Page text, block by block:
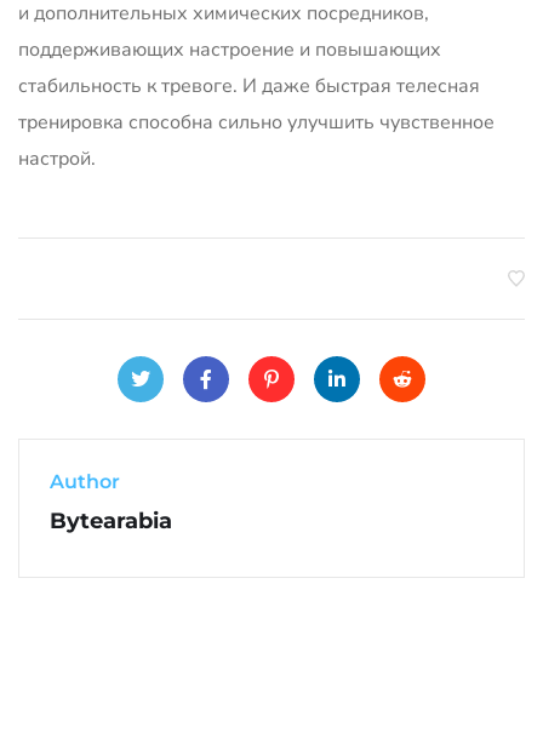
и дополнительных химических посредников,
поддерживающих настроение и повышающих
стабильность к тревоге. И даже быстрая телесная
тренировка способна сильно улучшить чувственное
настрой.
Author
Bytearabia